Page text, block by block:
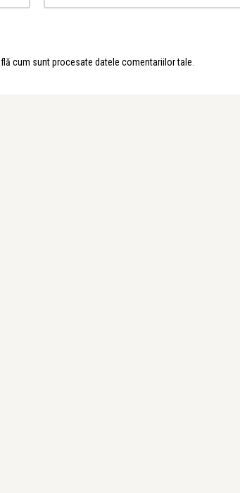
cum sunt procesate datele comentariilor tale.